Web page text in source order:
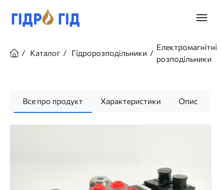
основного
навіґаціїКаталог Гідророзподільники
Електромагнітні
розподільники
Все про продукт Характеристики Опис